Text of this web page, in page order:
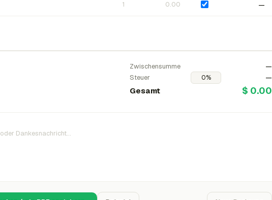
—
Zwischensumme
—
Steuer
—
Gesamt $ 0.00